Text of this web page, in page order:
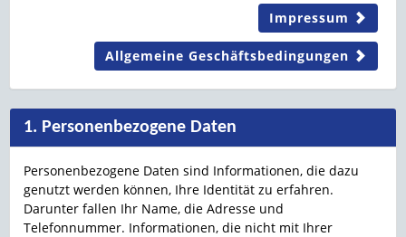
Impressum
Allgemeine Geschäftsbedingungen
1. Personenbezogene Daten
Personenbezogene Daten sind Informationen, die dazu
genutzt werden können, Ihre Identität zu erfahren.
Darunter fallen Ihr Name, die Adresse und
Telefonnummer. Informationen, die nicht mit Ihrer